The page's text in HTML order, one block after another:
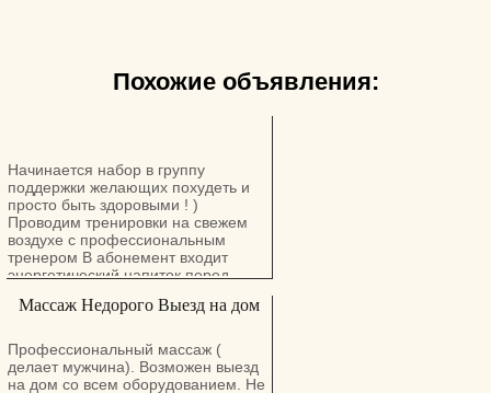
Похожие объявления:
Начинается набор в группу
поддержки желающих похудеть и
просто быть здоровыми ! )
Проводим тренировки на свежем
воздухе с профессиональным
тренером В абонемент входит
энергетический напиток перед
белковый коктейль после
проверки организма на японском
анализаторе. Веселая и дружная
компания ! подходит для мужчин и
Массаж Недорого Выезд на дом
Профессиональный массаж (
делает мужчина). Возможен выезд
на дом со всем оборудованием. Не